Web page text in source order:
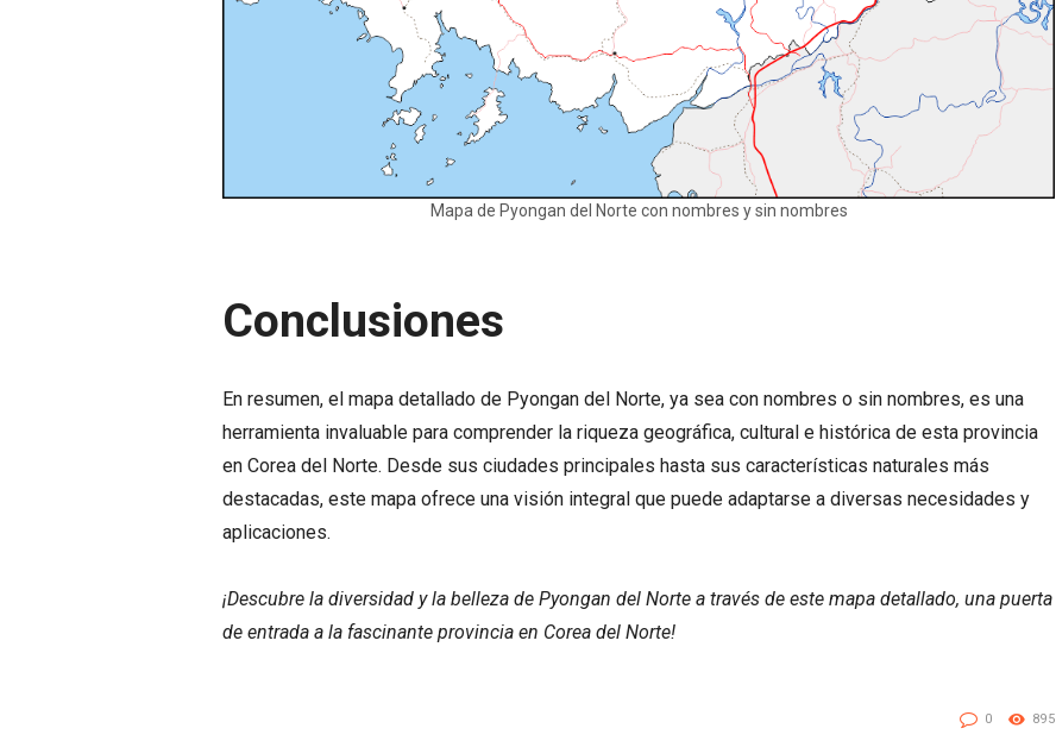
Mapa de Pyongan del Norte con nombres y sin nombres
Conclusiones
En resumen, el mapa detallado de Pyongan del Norte, ya sea con nombres o sin nombres, es una
herramienta invaluable para comprender la riqueza geográfica, cultural e histórica de esta provincia
en Corea del Norte. Desde sus ciudades principales hasta sus características naturales más
destacadas, este mapa ofrece una visión integral que puede adaptarse a diversas necesidades y
aplicaciones.
¡Descubre la diversidad y la belleza de Pyongan del Norte a través de este mapa detallado, una puerta
de entrada a la fascinante provincia en Corea del Norte!
0 895